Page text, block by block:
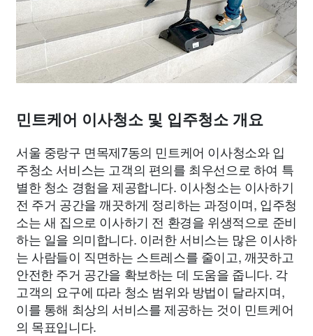
민트케어 이사청소 및 입주청소 개요
서울 중랑구 면목제7동의 민트케어 이사청소와 입
주청소 서비스는 고객의 편의를 최우선으로 하여 특
별한 청소 경험을 제공합니다. 이사청소는 이사하기
전 주거 공간을 깨끗하게 정리하는 과정이며, 입주청
소는 새 집으로 이사하기 전 환경을 위생적으로 준비
하는 일을 의미합니다. 이러한 서비스는 많은 이사하
는 사람들이 직면하는 스트레스를 줄이고, 깨끗하고
안전한 주거 공간을 확보하는 데 도움을 줍니다. 각
고객의 요구에 따라 청소 범위와 방법이 달라지며,
이를 통해 최상의 서비스를 제공하는 것이 민트케어
의 목표입니다.